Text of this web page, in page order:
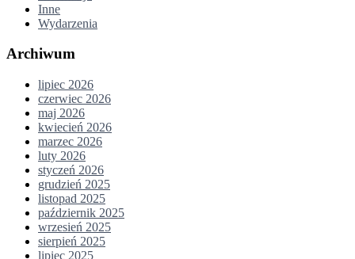
Inne
Wydarzenia
Archiwum
lipiec 2026
czerwiec 2026
maj 2026
kwiecień 2026
marzec 2026
luty 2026
styczeń 2026
grudzień 2025
listopad 2025
październik 2025
wrzesień 2025
sierpień 2025
lipiec 2025